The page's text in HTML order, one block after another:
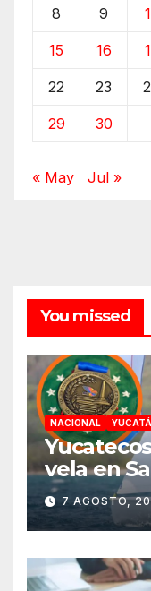
8 9
15 16
22 23
29 30
« May Jul »
You missed
NACIONAL
vela en
7 AGOSTO,